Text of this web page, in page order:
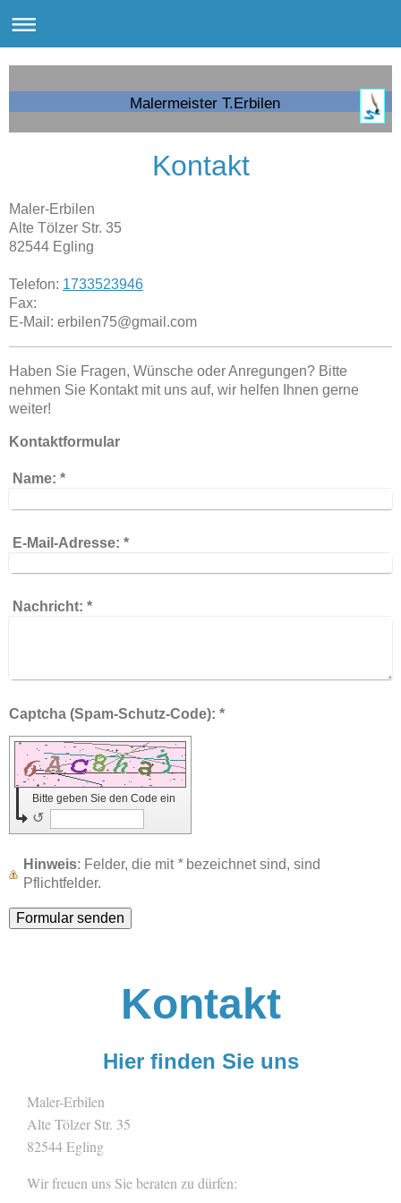
Malermeister T.Erbilen
Kontakt
Maler-Erbilen
Alte Tölzer Str. 35
82544 Egling
Telefon: 1733523946
Fax:
E-Mail: erbilen75@gmail.com
Haben Sie Fragen, Wünsche oder Anregungen? Bitte
nehmen Sie Kontakt mit uns auf, wir helfen Ihnen gerne
weiter!
Kontaktformular
Name: *
E-Mail-Adresse: *
Nachricht: *
Captcha (Spam-Schutz-Code): *
Bitte geben Sie den Code ein
↺
Hinweis : Felder, die mit *bezeichnet sind, sind
Pflichtfelder.
Kontakt
Hier finden Sie uns
Maler-Erbilen
Alte Tölzer Str. 35
82544Egling
Wir freuen uns Sie beraten zu dürfen: